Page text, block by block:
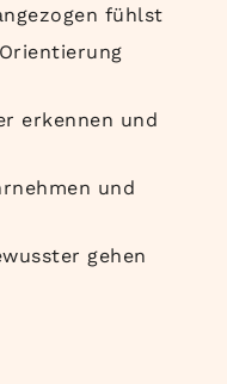
fühlst
erkennen und
und
gehen